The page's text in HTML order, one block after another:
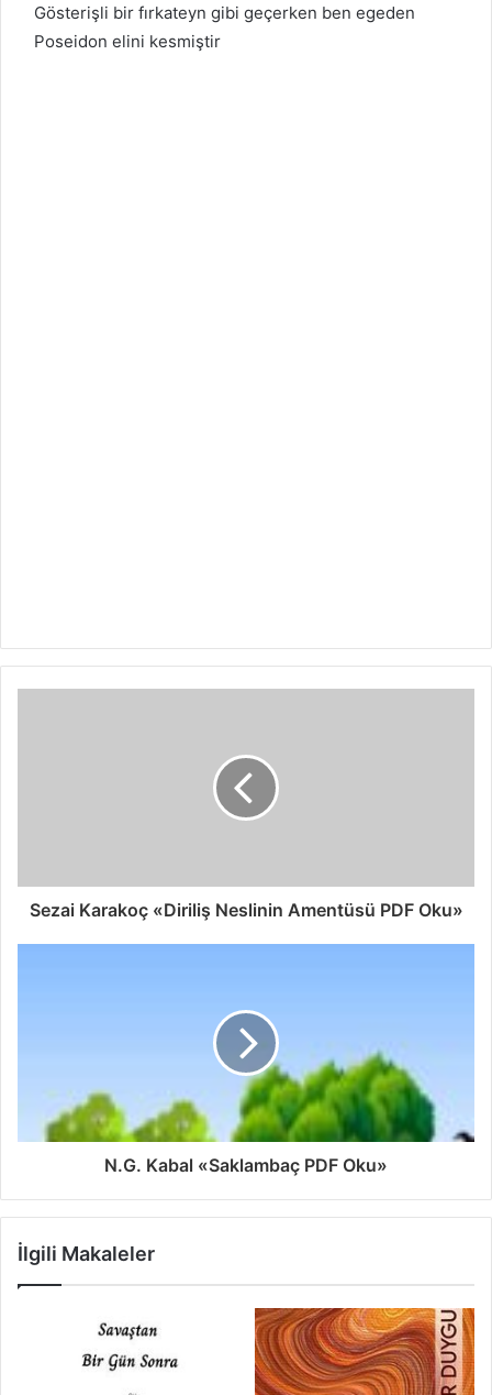
Gösterişli bir fırkateyn gibi geçerken ben egeden
Poseidon elini kesmiştir
Sezai Karakoç «Diriliş Neslinin Amentüsü PDF Oku»
N.G. Kabal «Saklambaç PDF Oku»
İlgili Makaleler